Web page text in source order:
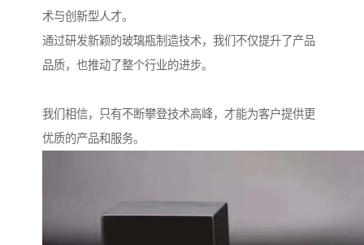
术与创新型人才。
通过研发新颖的玻璃瓶制造技术，我们不仅提升了产品
品质，也推动了整个行业的进步。
我们相信，只有不断攀登技术高峰，才能为客户提供更
优质的产品和服务。